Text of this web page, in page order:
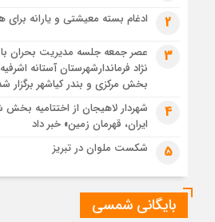
رئوف
تصاویر هوایی مراسم تشییع پیکر مطهر
مراسم تشییع پیکر مطهر آقای شهید
تصاویری از تراکم جمعیت حاضر در
اشرف
2 ادغام بسته معیشتی و یارانه
3
عصر جمعه جلسه مدیریت بحران
نژاد فرماندارشهرستان آستانه
بخش مرکزی و بندر کیاشهر برگزار
4
شهردار لاهیجان از اختتامیه
ایران، قهرمان زمین» خبر داد
5 شکست ملوان در تبریز
بایگانی شمسی